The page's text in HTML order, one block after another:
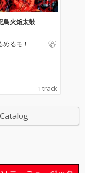
蹴散らす！
鳥火焔太鼓
めるモ！
1 track